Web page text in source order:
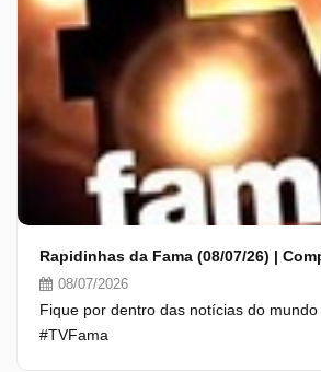
Rapidinhas da Fama (08/07/26) |
08/07/2026
Fique por dentro das notícias do
#TVFama